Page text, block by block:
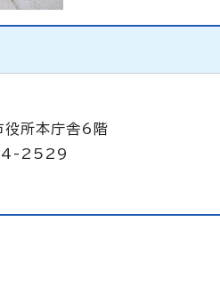
所本庁舎6階
2529